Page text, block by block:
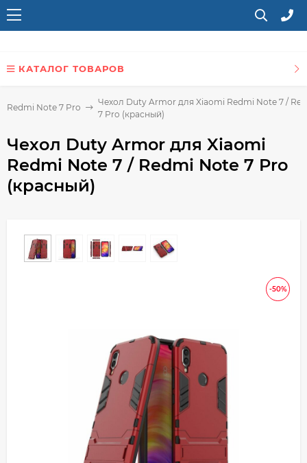
КАТАЛОГ ТОВАРОВ
Redmi Note 7 Pro
Чехол Duty Armor для Xiaomi Redmi Note 7 /
7 Pro (красный)
Чехол Duty Armor для Xiaomi
Redmi Note 7 / Redmi Note 7 Pro
(красный)
-50%